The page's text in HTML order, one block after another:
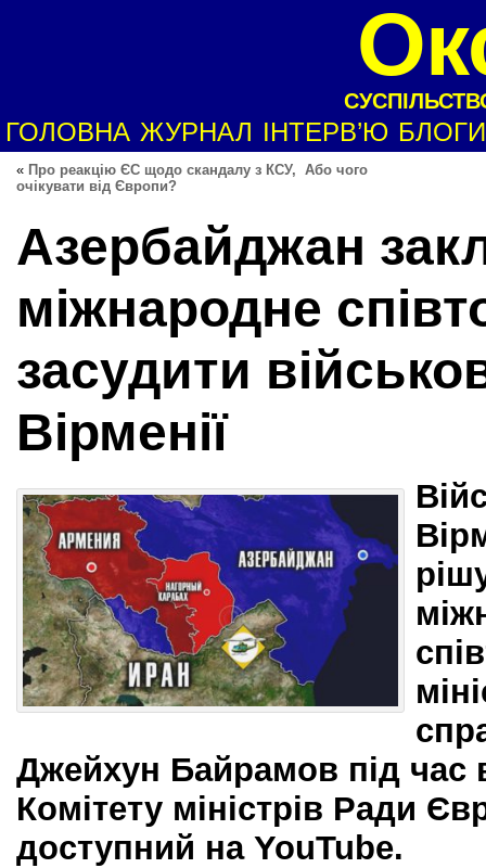
ГОЛОВНА ЖУРНАЛ ІНТЕРВ’Ю БЛОГИ
« Про реакцію ЄС щодо скандалу з КСУ, Або чого
очікувати від Європи?
Азербайджан
міжнародне
засудити
Вірменії
Джейхун Байрамов під час
Комітету міністрів Ради
доступний на YouTube.